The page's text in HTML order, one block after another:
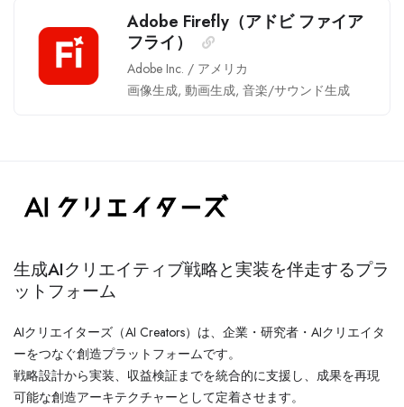
Adobe Firefly（アドビ ファイア
フライ）
Adobe Inc. / アメリカ
画像生成, 動画生成, 音楽/サウンド生成
生成AIクリエイティブ戦略と実装を伴走するプラ
ットフォーム
AIクリエイターズ（AI Creators）は、企業・研究者・AIクリエイタ
ーをつなぐ創造プラットフォームです。
戦略設計から実装、収益検証までを統合的に支援し、成果を再現
可能な創造アーキテクチャーとして定着させます。